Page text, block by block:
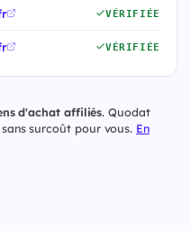
VÉRIFIÉE
VÉRIFIÉE
d'achat affiliés. Quodat
surcoût pour vous. En